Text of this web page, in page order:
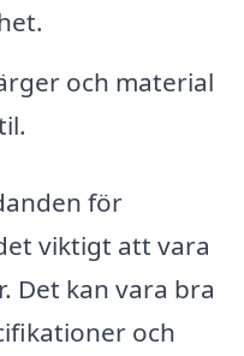
och material
för
viktigt att vara
Det kan vara bra
och